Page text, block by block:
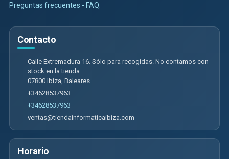
Preguntas frecuentes - FAQ.
Contacto
Calle Extremadura 16. Sólo para recogidas. No contamos con
stock en la tienda.
07800 Ibiza Baleares
+34628537963
+34628537963
ventas@tiendainformaticaibiza.com
Horario